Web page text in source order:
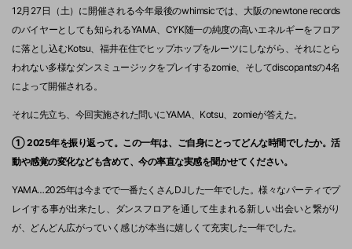
12月27日（土）に開催される今年最後のwhimsicでは、大阪のnewtone records
のバイヤーとしても知られるYAMA、CYK随一の純度の高いエネルギーをフロア
に落とし込むKotsu、福井在住でヒップホップをルーツにしながら、それにとら
われない多様なダンスミュージックをプレイするzomie、そしてdiscopantsの4名
によって開催される。
それに先立ち、今回実施された問いにYAMA、Kotsu、zomieが答えた。
① 2025年を振り返って。この一年は、ご自身にとってどんな時間でしたか。活
動や感覚の変化なども含めて、今の率直な実感を聞かせてください。
YAMA…2025年は今までで一番たくさんDJした一年でした。様々なパーティでプ
レイする事が出来たし、ダンスフロアを通して生まれる新しい出会いと繋がり
が、どんどん広がっていく感じが本当に嬉しくて充実した一年でした。